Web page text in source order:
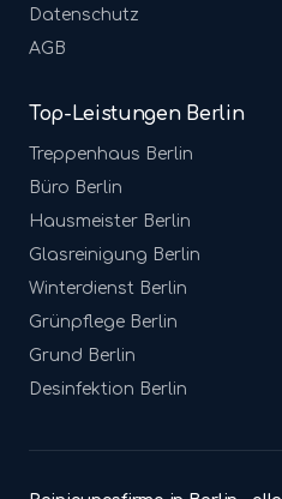
Datenschutz
AGB
Top-Leistungen Berlin
Treppenhaus Berlin
Büro Berlin
Hausmeister Berlin
Glasreinigung Berlin
Winterdienst Berlin
Grünpflege Berlin
Grund Berlin
Desinfektion Berlin